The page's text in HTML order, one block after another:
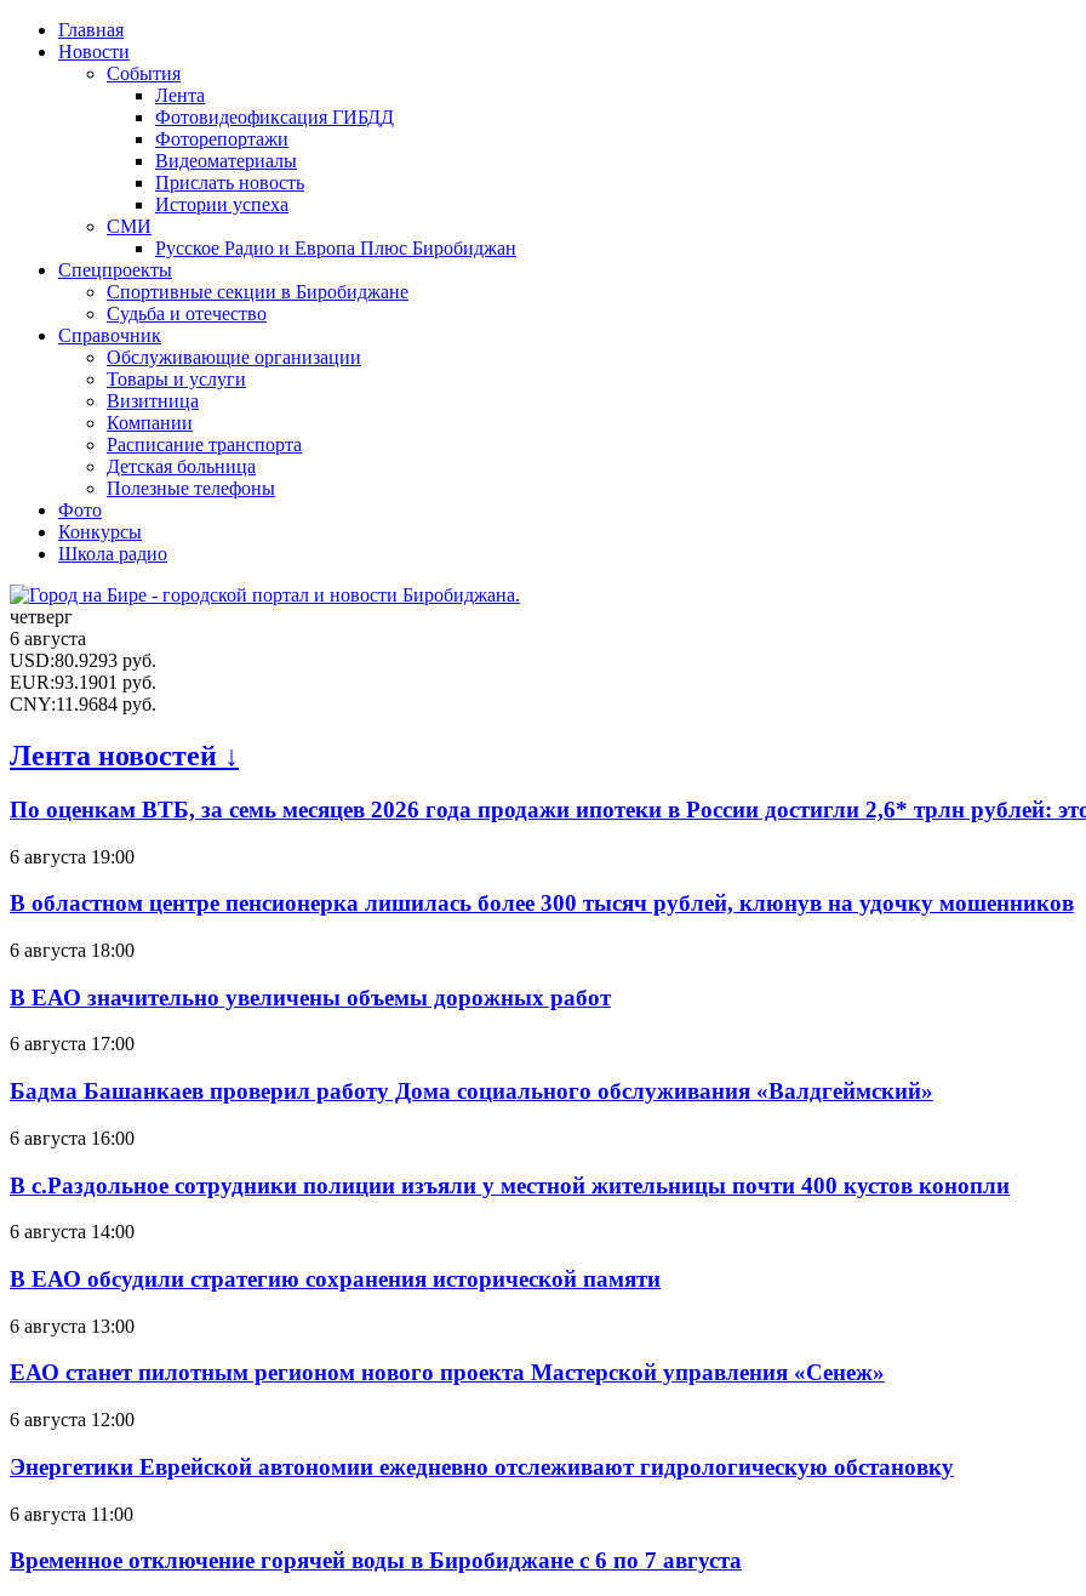
Главная
Новости
События
Лента
Фотовидеофиксация ГИБДД
Фоторепортажи
Видеоматериалы
Прислать новость
Истории успеха
СМИ
Русское Радио и Европа Плюс Биробиджан
Спецпроекты
Спортивные секции в Биробиджане
Судьба и отечество
Справочник
Обслуживающие организации
Товары и услуги
Визитница
Компании
Расписание транспорта
Детская больница
Полезные телефоны
Фото
Конкурсы
Школа радио
четверг
6 августа
USD:80.9293 руб.
EUR:93.1901 руб.
CNY:11.9684 руб.
Лента новостей ↓
По оценкам ВТБ, за семь месяцев 2026 года продажи ипотеки в России достигли 2,6* трлн рублей:
6 августа 19:00
В областном центре пенсионерка лишилась более 300 тысяч рублей, клюнув на удочку мошенников
6 августа 18:00
В ЕАО значительно увеличены объемы дорожных работ
6 августа 17:00
Бадма Башанкаев проверил работу Дома социального обслуживания «Валдгеймский»
6 августа 16:00
В с.Раздольное сотрудники полиции изъяли у местной жительницы почти 400 кустов конопли
6 августа 14:00
В ЕАО обсудили стратегию сохранения исторической памяти
6 августа 13:00
ЕАО станет пилотным регионом нового проекта Мастерской управления «Сенеж»
6 августа 12:00
Энергетики Еврейской автономии ежедневно отслеживают гидрологическую обстановку
6 августа 11:00
Временное отключение горячей воды в Биробиджане с 6 по 7 августа